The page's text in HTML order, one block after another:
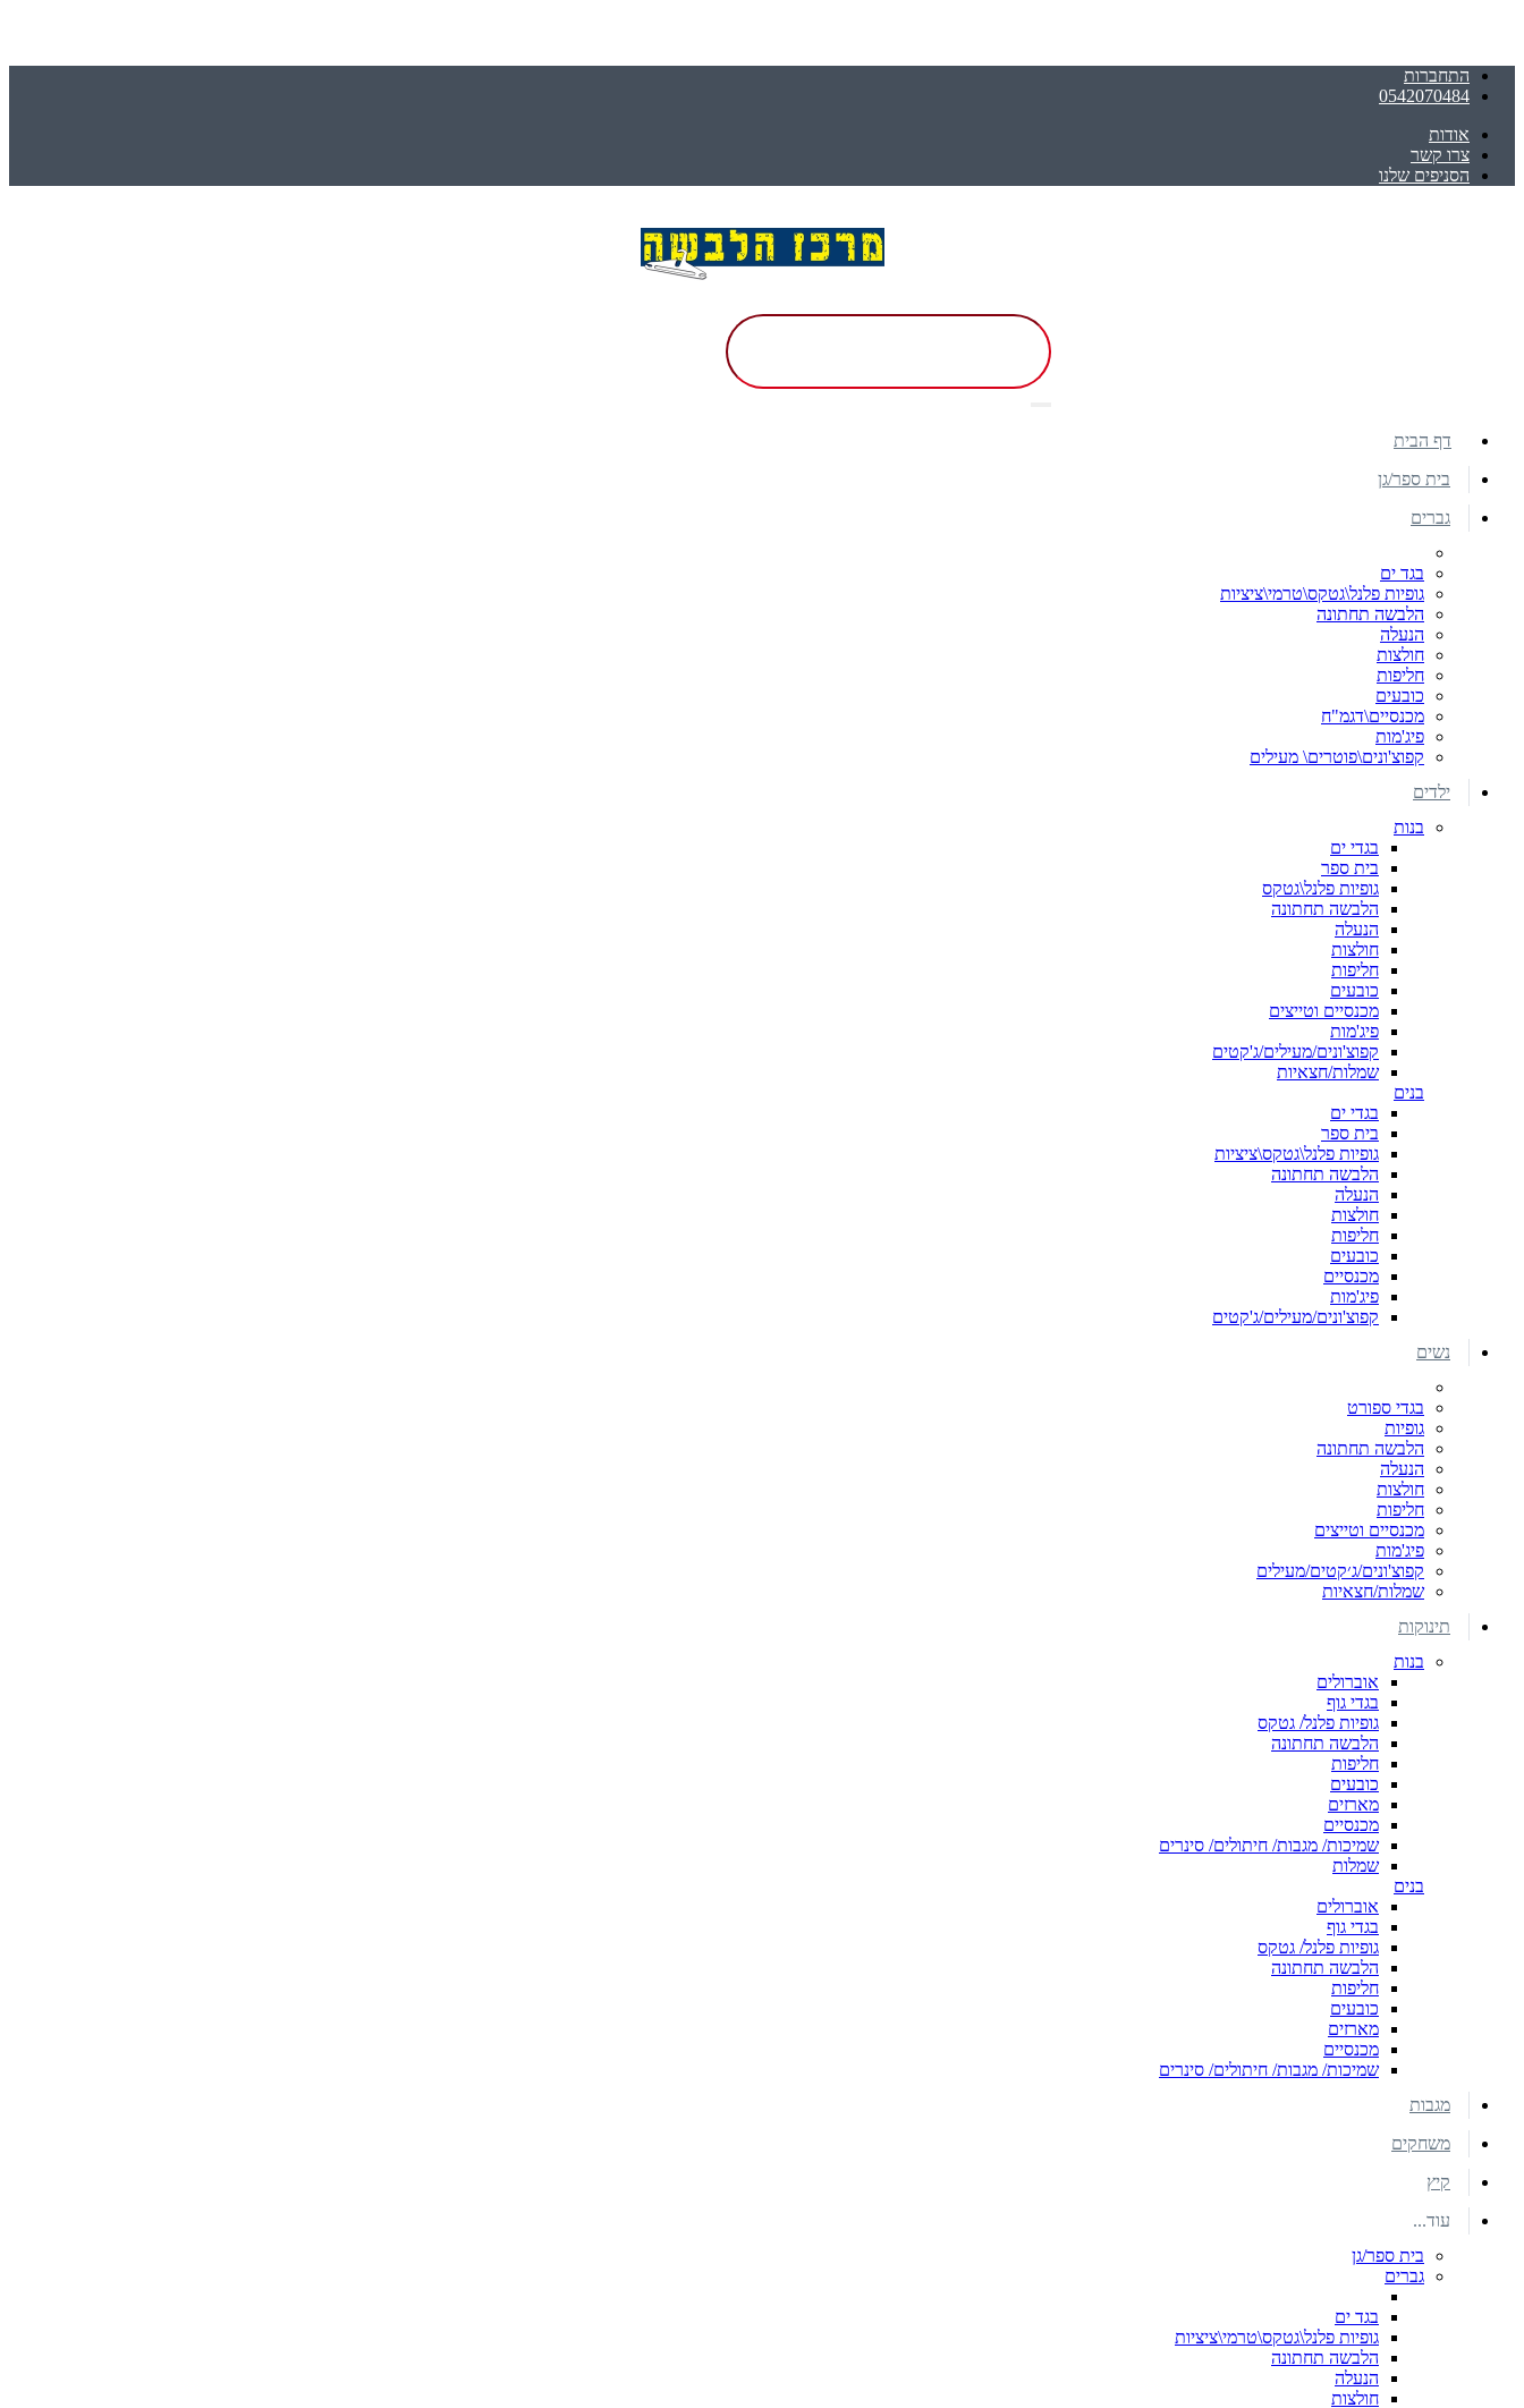
התחברות
0542070484
אודות
צרו קשר
הסניפים שלנו
דף הבית
בית ספר/גן
גברים
בגד ים
גופיות פלנל\גטקס\טרמי\ציציות
הלבשה תחתונה
הנעלה
חולצות
חליפות
כובעים
מכנסיים\דגמ"ח
פיג'מות
קפוצ'ונים\פוטרים\ מעילים
ילדים
בנות
בגדי ים
בית ספר
גופיות פלנל\גטקס
הלבשה תחתונה
הנעלה
חולצות
חליפות
כובעים
מכנסיים וטייצים
פיג'מות
קפוצ'ונים/מעילים/ג'קטים
שמלות/חצאיות
בנים
בגדי ים
בית ספר
גופיות פלנל\גטקס\ציציות
הלבשה תחתונה
הנעלה
חולצות
חליפות
כובעים
מכנסיים
פיג'מות
קפוצ'ונים/מעילים/ג'קטים
נשים
בגדי ספורט
גופיות
הלבשה תחתונה
הנעלה
חולצות
חליפות
מכנסיים וטייצים
פיג'מות
קפוצ'ונים/ג׳קטים/מעילים
שמלות/חצאיות
תינוקות
בנות
אוברולים
בגדי גוף
גופיות פלנל/ גטקס
הלבשה תחתונה
חליפות
כובעים
מארזים
מכנסיים
שמיכות/ מגבות/ חיתולים/ סינרים
שמלות
בנים
אוברולים
בגדי גוף
גופיות פלנל/ גטקס
הלבשה תחתונה
חליפות
כובעים
מארזים
מכנסיים
שמיכות/ מגבות/ חיתולים/ סינרים
מגבות
משחקים
קיץ
עוד...
בית ספר/גן
גברים
בגד ים
גופיות פלנל\גטקס\טרמי\ציציות
הלבשה תחתונה
הנעלה
חולצות